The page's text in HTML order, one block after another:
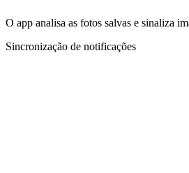
O app analisa as fotos salvas e sinaliza
Sincronização de notificações